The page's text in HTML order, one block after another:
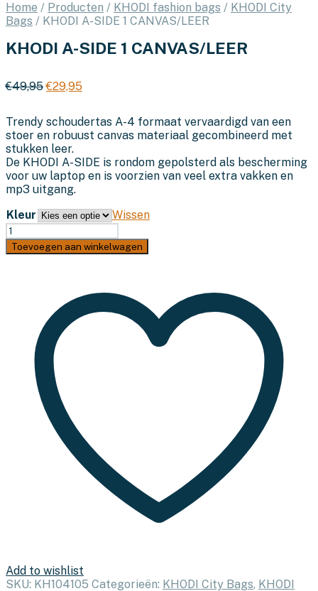
Home / Producten / KHODI fashion bags / KHODI City
Bags / KHODI A-SIDE 1 CANVAS/LEER
KHODI A-SIDE 1 CANVAS/LEER
€49,95Oorspronkelijke
€49,95.
€29,95
€29,95.
Trendy schoudertas A-4 formaat vervaardigd van een
stoer en robuust canvas materiaal gecombineerd met
stukken leer.
De KHODI A-SIDE is rondom gepolsterd als bescherming
voor uw laptop en is voorzien van veel extra vakken en
mp3 uitgang.
Kleur
Wissen
KHODI
A-
SIDE
Toevoegen aan winkelwagen
Add to wishlist
SKU: KH104105 Categorieën: KHODI City Bags, KHODI